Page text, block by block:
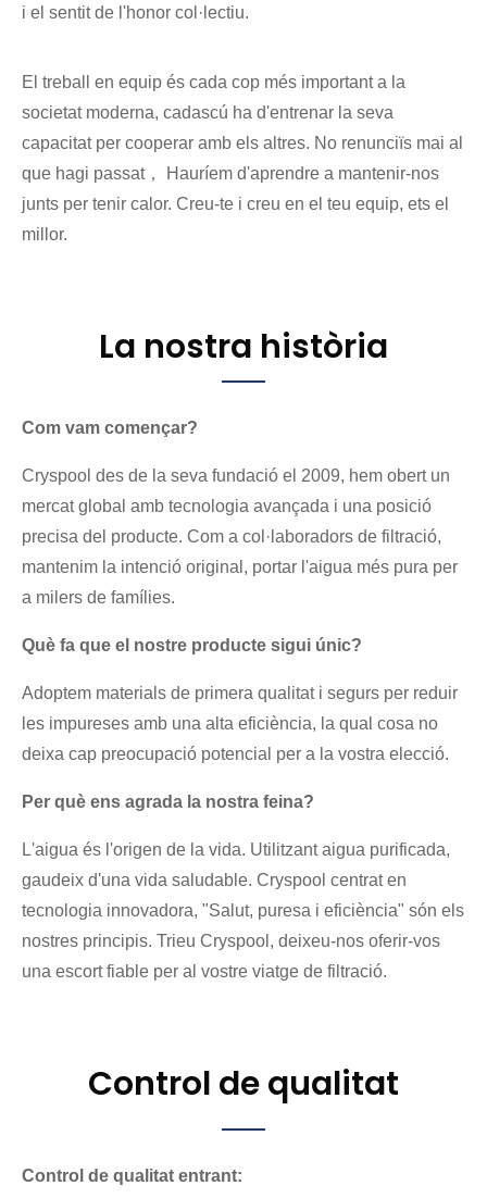
i el sentit de l'honor col·lectiu.
El treball en equip és cada cop més important a la
societat moderna, cadascú ha d'entrenar la seva
capacitat per cooperar amb els altres. No renunciïs mai al
que hagi passat， Hauríem d'aprendre a mantenir-nos
junts per tenir calor. Creu-te i creu en el teu equip, ets el
millor.
La nostra història
Com vam començar?
Cryspool des de la seva fundació el 2009, hem obert un
mercat global amb tecnologia avançada i una posició
precisa del producte. Com a col·laboradors de filtració,
mantenim la intenció original, portar l'aigua més pura per
a milers de famílies.
Què fa que el nostre producte sigui únic?
Adoptem materials de primera qualitat i segurs per reduir
les impureses amb una alta eficiència, la qual cosa no
deixa cap preocupació potencial per a la vostra elecció.
Per què ens agrada la nostra feina?
L'aigua és l'origen de la vida. Utilitzant aigua purificada,
gaudeix d'una vida saludable. Cryspool centrat en
tecnologia innovadora, "Salut, puresa i eficiència" són els
nostres principis. Trieu Cryspool, deixeu-nos oferir-vos
una escort fiable per al vostre viatge de filtració.
Control de qualitat
Control de qualitat entrant: